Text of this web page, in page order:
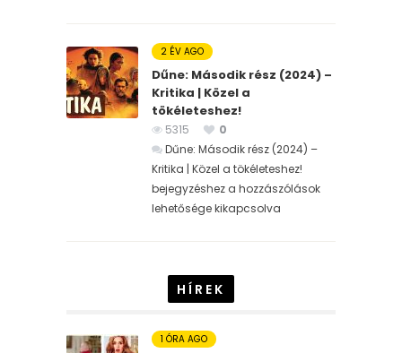
2 ÉV AGO
Dűne: Második rész (2024) –
Kritika | Közel a
tökéleteshez!
5315
0
Dűne: Második rész (2024) –
Kritika | Közel a tökéleteshez!
bejegyzéshez a hozzászólások
lehetősége kikapcsolva
HÍREK
1 ÓRA AGO